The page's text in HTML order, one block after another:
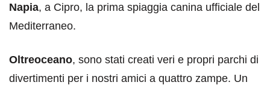
Napia, a Cipro, la prima spiaggia canina ufficiale del
Mediterraneo.
Oltreoceano, sono stati creati veri e propri parchi di
divertimenti per i nostri amici a quattro zampe. Un